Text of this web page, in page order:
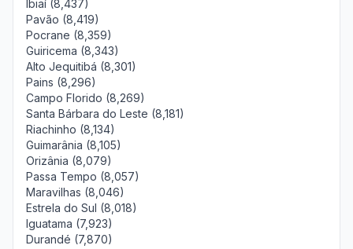
Ibiaí (8,437)
Pavão (8,419)
Pocrane (8,359)
Guiricema (8,343)
Alto Jequitibá (8,301)
Pains (8,296)
Campo Florido (8,269)
Santa Bárbara do Leste (8,181)
Riachinho (8,134)
Guimarânia (8,105)
Orizânia (8,079)
Passa Tempo (8,057)
Maravilhas (8,046)
Estrela do Sul (8,018)
Iguatama (7,923)
Durandé (7,870)